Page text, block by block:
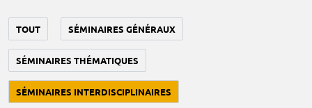
TOUT SÉMINAIRES GÉNÉRAUX
SÉMINAIRES THÉMATIQUES
SÉMINAIRES INTERDISCIPLINAIRES